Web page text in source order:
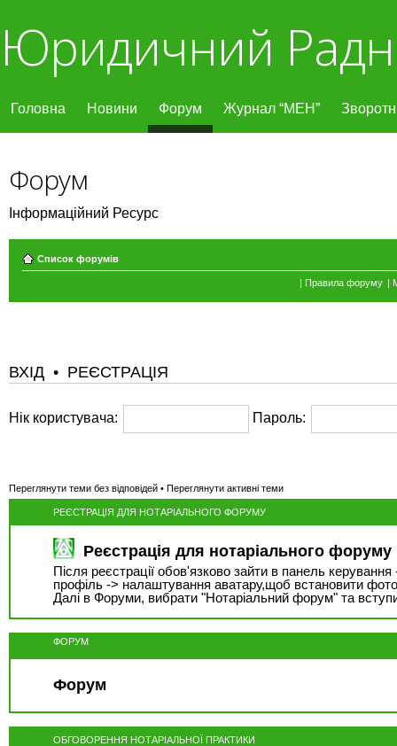
Юридичний
Головна Новини Форум Журнал “МЕН”
Форум
Інформаційний Ресурс
Список форумів
| Правила форуму |
ВХІД • РЕЄСТРАЦІЯ
Нік користувача: Пароль:
Переглянути теми без відповідей • Переглянути активні теми
РЕЄСТРАЦІЯ ДЛЯ НОТАРІАЛЬНОГО ФОРУМУ
Реєстрація для нотаріального форуму
Після реєстрації обов'язково зайти в панель керування
профіль -> налаштування аватару,щоб встановити
Далі в Форуми, вибрати "Нотаріальний форум" та
ФОРУМ
Форум
ОБГОВОРЕННЯ НОТАРІАЛЬНОЇ ПРАКТИКИ